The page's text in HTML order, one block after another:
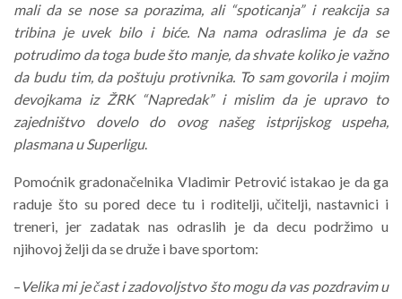
mali da se nose sa porazima, ali “spoticanja” i reakcija sa
tribina je uvek bilo i biće. Na nama odraslima je da se
potrudimo da toga bude što manje, da shvate koliko je važno
da budu tim, da poštuju protivnika. To sam govorila i mojim
devojkama iz ŽRK “Napredak” i mislim da je upravo to
zajedništvo dovelo do ovog našeg istprijskog uspeha,
plasmana u Superligu.
Pomoćnik gradonačelnika Vladimir Petrović istakao je da ga
raduje što su pored dece tu i roditelji, učitelji, nastavnici i
treneri, jer zadatak nas odraslih je da decu podržimo u
njihovoj želji da se druže i bave sportom:
– Velika mi je čast i zadovoljstvo što mogu da vas pozdravim u